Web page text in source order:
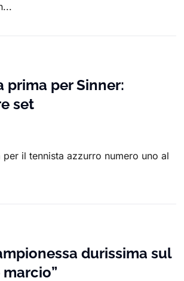
prima per Sinner:
set
il tennista azzurro numero uno al
durissima sul